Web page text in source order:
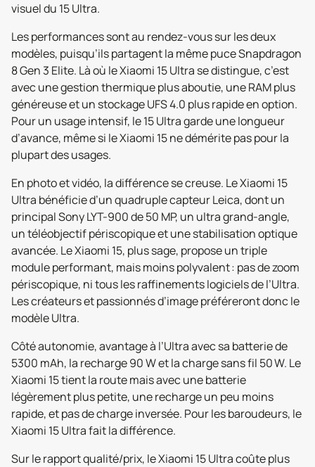
visuel du 15 Ultra.
Les performances sont au rendez-vous sur les deux
modèles, puisqu’ils partagent la même puce Snapdragon
8 Gen 3 Elite. Là où le Xiaomi 15 Ultra se distingue, c’est
avec une gestion thermique plus aboutie, une RAM plus
généreuse et un stockage UFS 4.0 plus rapide en option.
Pour un usage intensif, le 15 Ultra garde une longueur
d’avance, même si le Xiaomi 15 ne démérite pas pour la
plupart des usages.
En photo et vidéo, la différence se creuse. Le Xiaomi 15
Ultra bénéficie d’un quadruple capteur Leica, dont un
principal Sony LYT-900 de 50 MP, un ultra grand-angle,
un téléobjectif périscopique et une stabilisation optique
avancée. Le Xiaomi 15, plus sage, propose un triple
module performant, mais moins polyvalent : pas de zoom
périscopique, ni tous les raffinements logiciels de l’Ultra.
Les créateurs et passionnés d’image préféreront donc le
modèle Ultra.
Côté autonomie, avantage à l’Ultra avec sa batterie de
5300 mAh, la recharge 90 W et la charge sans fil 50 W. Le
Xiaomi 15 tient la route mais avec une batterie
légèrement plus petite, une recharge un peu moins
rapide, et pas de charge inversée. Pour les baroudeurs, le
Xiaomi 15 Ultra fait la différence.
Sur le rapport qualité/prix, le Xiaomi 15 Ultra coûte plus